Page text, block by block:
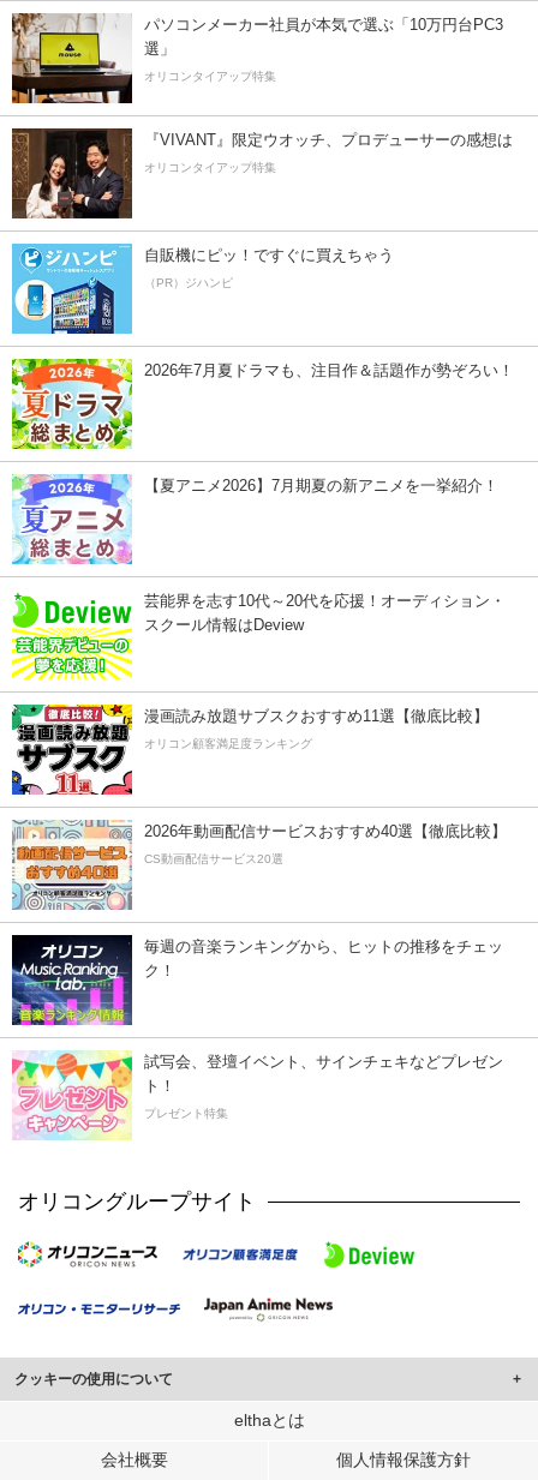
パソコンメーカー社員が本気で選ぶ「10万円台PC3
選」
オリコンタイアップ特集
『VIVANT』限定ウオッチ、プロデューサーの感想は
オリコンタイアップ特集
自販機にピッ！ですぐに買えちゃう
（PR）ジハンピ
2026年7月夏ドラマも、注目作＆話題作が勢ぞろい！
【夏アニメ2026】7月期夏の新アニメを一挙紹介！
芸能界を志す10代～20代を応援！オーディション・
スクール情報はDeview
漫画読み放題サブスクおすすめ11選【徹底比較】
オリコン顧客満足度ランキング
2026年動画配信サービスおすすめ40選【徹底比較】
CS動画配信サービス20選
毎週の音楽ランキングから、ヒットの推移をチェッ
ク！
試写会、登壇イベント、サインチェキなどプレゼン
ト！
プレゼント特集
オリコングループサイト
クッキーの使用について
このサイトでは Cookie を使用して、ユーザーに合わせたコンテンツや広告の
行っています。
elthaとは
会社概要 個人情報保護方針